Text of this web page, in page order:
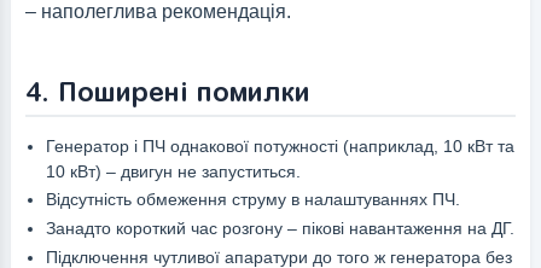
– наполеглива рекомендація.
4. Поширені помилки
Генератор і ПЧ однакової потужності (наприклад, 10 кВт та
10 кВт) – двигун не запуститься.
Відсутність обмеження струму в налаштуваннях ПЧ.
Занадто короткий час розгону – пікові навантаження на ДГ.
Підключення чутливої апаратури до того ж генератора без